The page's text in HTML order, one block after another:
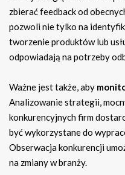
zbierać feedback od
pozwoli nie tylko na
tworzenie produktów lub
odpowiadają na potrzeby
Ważne jest także, aby
Analizowanie strategii,
konkurencyjnych firm
być wykorzystane do
Obserwacja konkurencji
na zmiany w branży.